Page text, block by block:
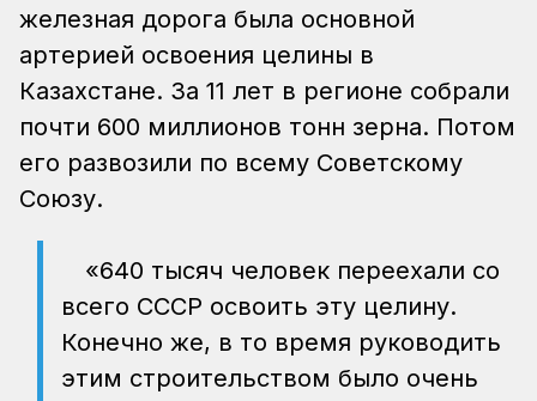
железная дорога была основной
артерией освоения целины в
Казахстане. За 11 лет в регионе собрали
почти 600 миллионов тонн зерна. Потом
его развозили по всему Советскому
Союзу.
«640 тысяч человек переехали со
всего СССР освоить эту целину.
Конечно же, в то время руководить
этим строительством было очень